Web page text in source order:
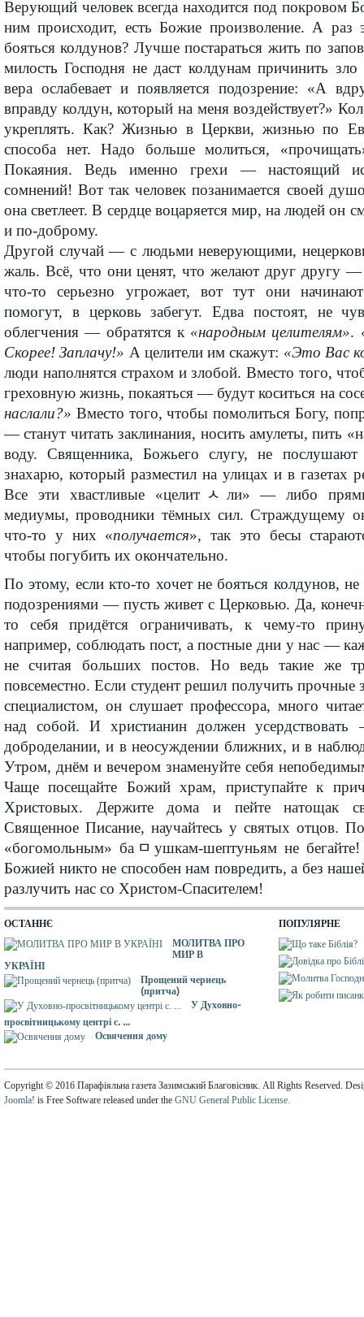
Верующий человек всегда находится под покровом
ним происходит, есть Божие произволение. А раз
бояться колдунов? Лучше постараться жить по
милость Господня не даст колдунам причинить зло
вера ослабевает и появляется подозрение: «А
вправду колдун, который на меня воздействует?»
укреплять. Как? Жизнью в Церкви, жизнью по
способа нет. Надо больше молиться,
Покаяния. Ведь именно грехи — настоящий
сомнений! Вот так человек позанимается своей
она светлеет. В сердце воцаряется мир, на людей он
и по-доброму.
Другой случай — с людьми неверующими,
жаль. Всё, что они ценят, что желают друг другу
что-то серьезно угрожает, вот тут они
помогут, в церковь забегут. Едва постоят, не
облегчения — обратятся к «народным целителям».
Скорее! Заплачу!» А целители им скажут: «Это Вас
люди наполнятся страхом и злобой. Вместо того,
греховную жизнь, покаяться — будут коситься на
наслали?» Вместо того, чтобы помолиться Богу,
— станут читать заклинания, носить амулеты, пить
воду. Священника, Божьего слугу, не
знахарю, который разместил на улицах и в газетах
Все эти хвастливые «целитﾵли» — либо
медиумы, проводники тёмных сил. Страждущему
что-то у них «получается», так это бесы
чтобы погубить их окончательно.
По этому, если кто-то хочет не бояться колдунов,
подозрениями — пусть живет с Церковью. Да,
то себя придётся ограничивать, к чему-то
например, соблюдать пост, а постные дни у нас —
не считая больших постов. Но ведь такие же
повсеместно. Если студент решил получить прочные
специалистом, он слушает профессора, много
над собой. И христианин должен
доброделании, и в неосуждении ближних, и в
Утром, днём и вечером знаменуйте себя
Чаще посещайте Божий храм, приступайте к
Христовых. Держите дома и пейте натощак
Священное Писание, научайтесь у святых отцов.
«богомольным» баﾱушкам-шептуньям не
Божией никто не способен нам повредить, а без
разлучить нас со Христом-Спасителем!
ОСТАННЄ
МОЛИТВА ПРО
МИР В
УКРАЇНІ
Прощений чернець
(притча)
У Духовно-
просвітницькому центрі с. ...
Освячення дому
ПОПУЛЯРНЕ
Copyright © 2016 Парафіяльна газета Зазимський Благовісник. All Rights Reserved.
Joomla! is Free Software released under the GNU General Public License.